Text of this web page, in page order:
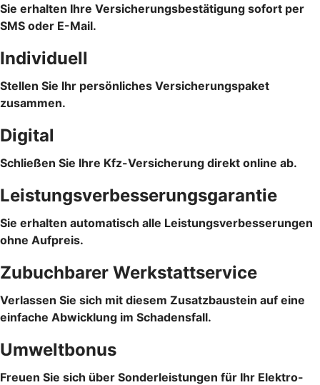
Sie erhalten Ihre Versicherungsbestätigung sofort per
SMS oder E-Mail.
Individuell
Stellen Sie Ihr persönliches Versicherungspaket
zusammen.
Digital
Schließen Sie Ihre Kfz-Versicherung direkt online ab.
Leistungsverbesserungsgarantie
Sie erhalten automatisch alle Leistungsverbesserungen
ohne Aufpreis.
Zubuchbarer Werkstattservice
Verlassen Sie sich mit diesem Zusatzbaustein auf eine
einfache Abwicklung im Schadensfall.
Umweltbonus
Freuen Sie sich über Sonderleistungen für Ihr Elektro-